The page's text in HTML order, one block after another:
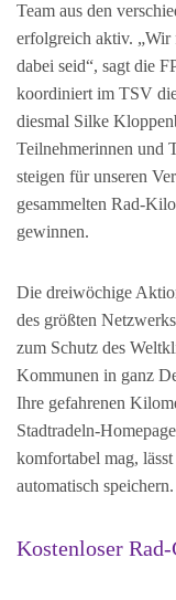
Team aus den
erfolgreich aktiv. „Wir
dabei seid“, sagt die
koordiniert im TSV
diesmal Silke
Teilnehmerinnen und
steigen für unseren
gesammelten Rad-
gewinnen.
Die dreiwöchige
des größten
zum Schutz des
Kommunen in ganz
Ihre gefahrenen
Stadtradeln-
komfortabel mag,
automatisch speichern.
Kostenloser